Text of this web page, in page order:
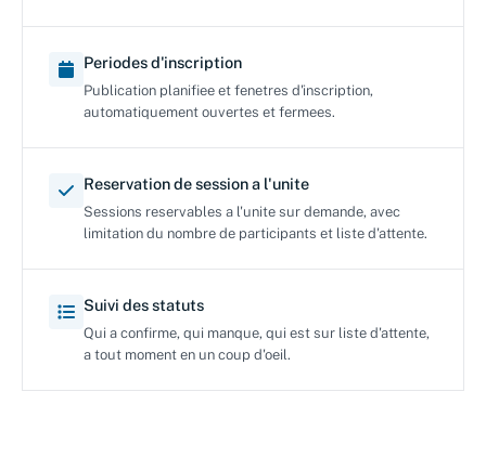
Periodes d'inscription
Publication planifiee et fenetres d'inscription,
automatiquement ouvertes et fermees.
Reservation de session a l'unite
Sessions reservables a l'unite sur demande, avec
limitation du nombre de participants et liste d'attente.
Suivi des statuts
Qui a confirme, qui manque, qui est sur liste d'attente,
a tout moment en un coup d'oeil.